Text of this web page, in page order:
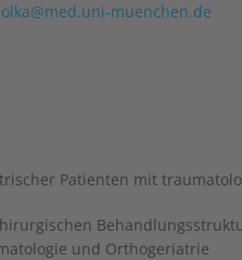
muenchen.de
Patienten mit
und Orthogeriatrie